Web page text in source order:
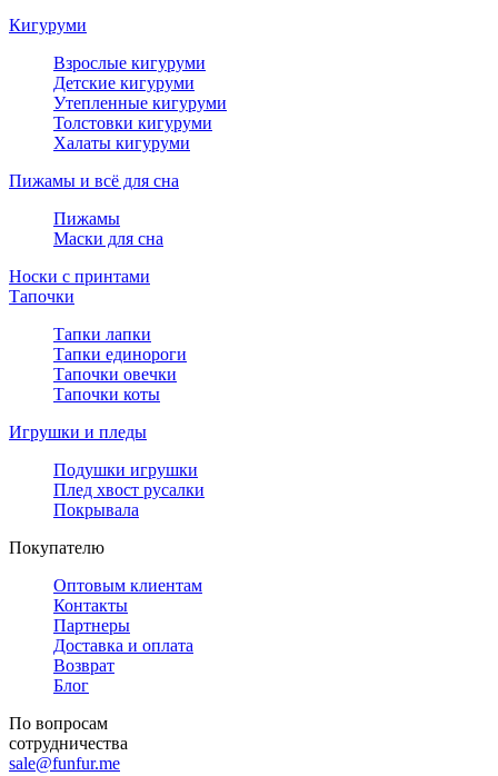
Кигуруми
Взрослые кигуруми
Детские кигуруми
Утепленные кигуруми
Толстовки кигуруми
Халаты кигуруми
Пижамы и всё для сна
Пижамы
Маски для сна
Носки с принтами
Тапочки
Тапки лапки
Тапки единороги
Тапочки овечки
Тапочки коты
Игрушки и пледы
Подушки игрушки
Плед хвост русалки
Покрывала
Покупателю
Оптовым клиентам
Контакты
Партнеры
Доставка и оплата
Возврат
Блог
По вопросам
сотрудничества
sale@funfur.me